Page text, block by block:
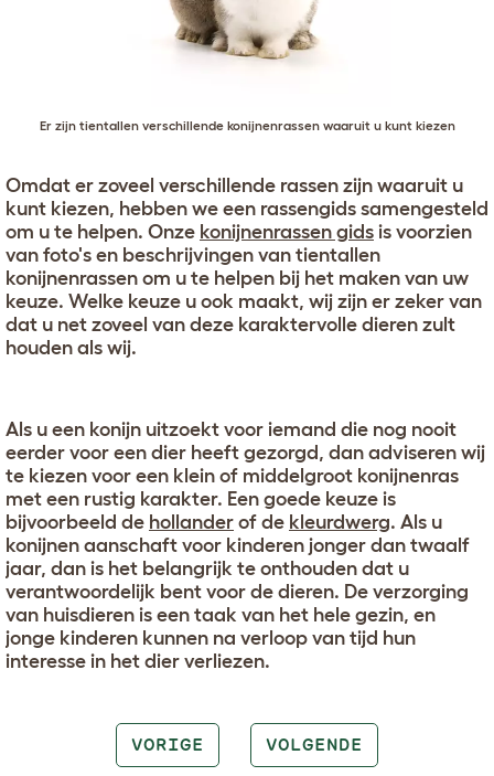
Er zijn tientallen verschillende konijnenrassen waaruit u kunt kiezen
Omdat er zoveel verschillende rassen zijn waaruit u
kunt kiezen, hebben we een rassengids samengesteld
om u te helpen. Onze konijnenrassen gids is voorzien
van foto's en beschrijvingen van tientallen
konijnenrassen om u te helpen bij het maken van uw
keuze. Welke keuze u ook maakt, wij zijn er zeker van
dat u net zoveel van deze karaktervolle dieren zult
houden als wij.
Als u een konijn uitzoekt voor iemand die nog nooit
eerder voor een dier heeft gezorgd, dan adviseren wij
te kiezen voor een klein of middelgroot konijnenras
met een rustig karakter. Een goede keuze is
bijvoorbeeld de hollander of de kleurdwerg. Als u
konijnen aanschaft voor kinderen jonger dan twaalf
jaar, dan is het belangrijk te onthouden dat u
verantwoordelijk bent voor de dieren. De verzorging
van huisdieren is een taak van het hele gezin, en
jonge kinderen kunnen na verloop van tijd hun
interesse in het dier verliezen.
VORIGE VOLGENDE